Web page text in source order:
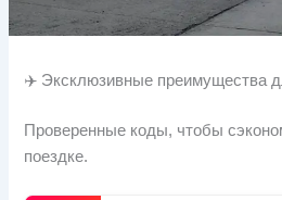
✈️ Эксклюзивные преимущества
Проверенные коды, чтобы
поездке.